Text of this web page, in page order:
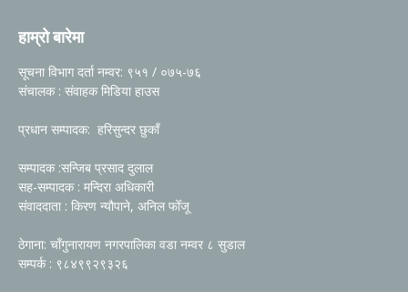
हाम्रो बारेमा
सूचना विभाग दर्ता नम्वर: ९५१ / ०७५-७६
संचालक : संवाहक मिडिया हाउस
प्रधान सम्पादक: हरिसुन्दर छुकाँ
सम्पादक :सन्जिब प्रसाद दुलाल
सह-सम्पादक : मन्दिरा अधिकारी
संवाददाता : किरण न्यौपाने, अनिल फोँजू
ठेगाना: चाँगुनारायण नगरपालिका वडा नम्वर ८ सुडाल
सम्पर्क : ९८४९९२९३२६